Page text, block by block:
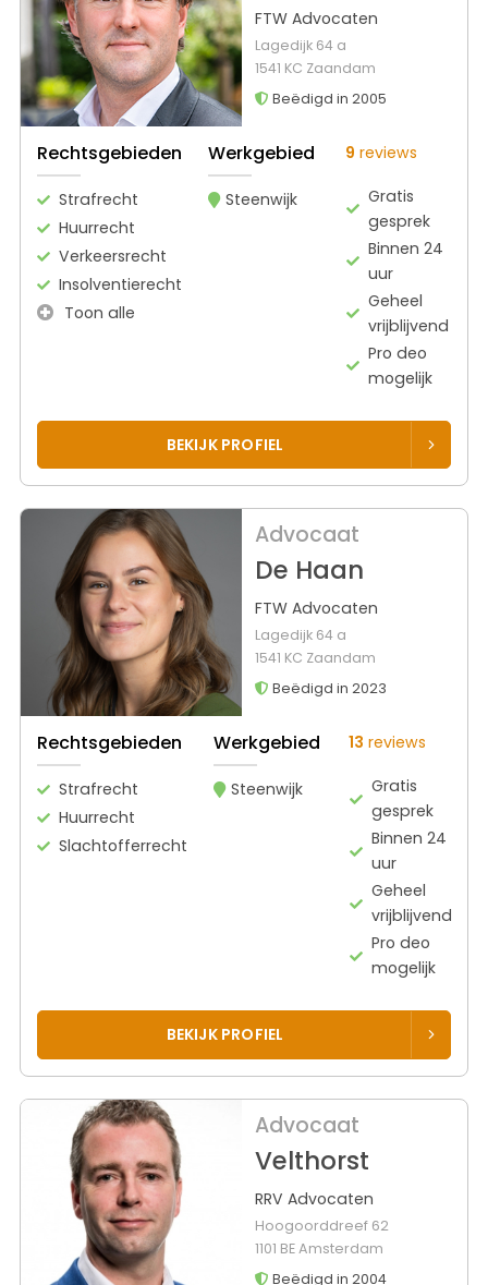
FTW Advocaten
Lagedijk 64 a
1541 KC Zaandam
Beëdigd in 2005
Rechtsgebieden
Strafrecht
Huurrecht
Verkeersrecht
Insolventierecht
Toon alle
Werkgebied
Steenwijk
9 reviews
Gratis
gesprek
Binnen 24
uur
Geheel
vrijblijvend
Pro deo
mogelijk
BEKIJK PROFIEL
Advocaat
De Haan
FTW Advocaten
Lagedijk 64 a
1541 KC Zaandam
Beëdigd in 2023
Rechtsgebieden
Strafrecht
Huurrecht
Slachtofferrecht
Werkgebied
Steenwijk
13 reviews
Gratis
gesprek
Binnen 24
uur
Geheel
vrijblijvend
Pro deo
mogelijk
BEKIJK PROFIEL
Advocaat
Velthorst
RRV Advocaten
Hoogoorddreef 62
1101 BE Amsterdam
Beëdigd in 2004